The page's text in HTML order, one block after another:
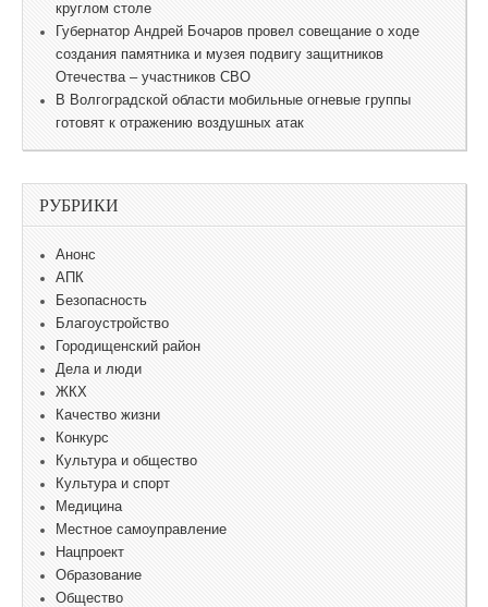
круглом столе
Губернатор Андрей Бочаров провел совещание о ходе
создания памятника и музея подвигу защитников
Отечества – участников СВО
В Волгоградской области мобильные огневые группы
готовят к отражению воздушных атак
РУБРИКИ
Анонс
АПК
Безопасность
Благоустройство
Городищенский район
Дела и люди
ЖКХ
Качество жизни
Конкурс
Культура и общество
Культура и спорт
Медицина
Местное самоуправление
Нацпроект
Образование
Общество